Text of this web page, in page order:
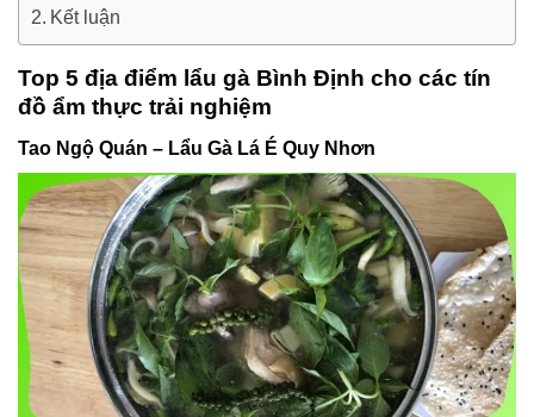
Kết luận
Top 5 địa điểm lẩu gà Bình Định cho các tín
đồ ẩm thực trải nghiệm
Tao Ngộ Quán – Lẩu Gà Lá É Quy Nhơn